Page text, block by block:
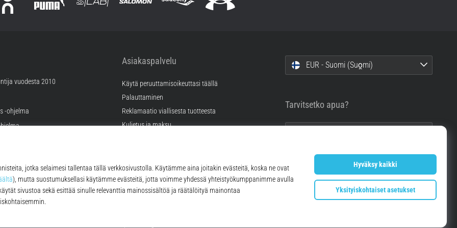
vuodesta 2010
-ohjelma
Asiakaspalvelu
Käytä peruuttamisoikeuttasi täällä
Palauttaminen
Reklamaatio viallisesta tuotteesta
Kuljetus ja maksu
FAQ
Tietosuojakäytäntö
EUR - Suomi (Suo̯mi)
Tarvitsetko apua?